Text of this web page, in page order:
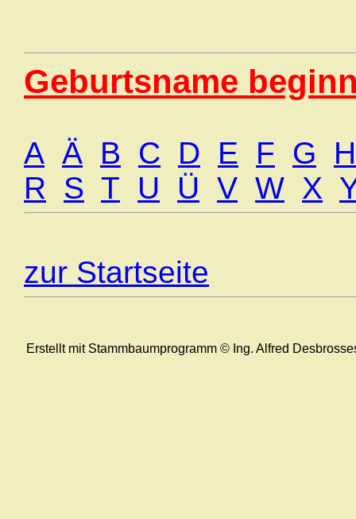
Geburtsname
A Ä B C D E F G
H
R
S T U Ü V W X
zur Startseite
Erstellt mit Stammbaumprogramm © Ing. Alfred